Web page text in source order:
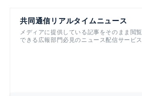
共同通信リアルタイムニュース
メディアに提供している記事をそのまま閲覧
できる広報部門必見のニュース配信サービス